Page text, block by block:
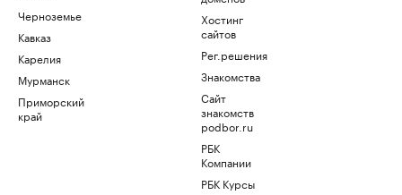
Черноземье
Кавказ
Карелия
Мурманск
Приморский
край
Хостинг
сайтов
Рег.решения
Знакомства
Сайт
знакомств
podbor.ru
РБК
Компании
РБК Курсы